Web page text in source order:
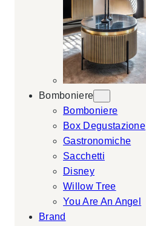
Bomboniere
Bomboniere
Box Degustazione
Gastronomiche
Sacchetti
Disney
Willow Tree
You Are An Angel
Brand